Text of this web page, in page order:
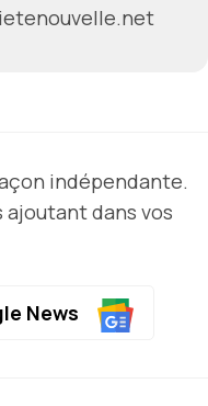
indépendante.
dans vos
News